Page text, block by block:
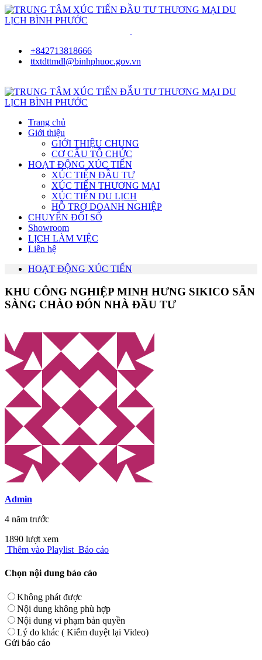
+842713818666
ttxtdttmdl@binhphuoc.gov.vn
Trang chủ
Giới thiệu
GIỚI THIỆU CHUNG
CƠ CẤU TỔ CHỨC
HOẠT ĐỘNG XÚC TIẾN
XÚC TIẾN ĐẦU TƯ
XÚC TIẾN THƯƠNG MẠI
XÚC TIẾN DU LỊCH
HỖ TRỢ DOANH NGHIỆP
CHUYỂN ĐỔI SỐ
Showroom
LỊCH LÀM VIỆC
Liên hệ
HOẠT ĐỘNG XÚC TIẾN
KHU CÔNG NGHIỆP MINH HƯNG SIKICO SẴN
SÀNG CHÀO ĐÓN NHÀ ĐẦU TƯ
Admin
4 năm trước
1890 lượt xem
Thêm vào Playlist Báo cáo
Chọn nội dung báo cáo
Không phát được
Nội dung không phù hợp
Nội dung vi phạm bản quyền
Lý do khác ( Kiểm duyệt lại Video)
Gửi báo cáo